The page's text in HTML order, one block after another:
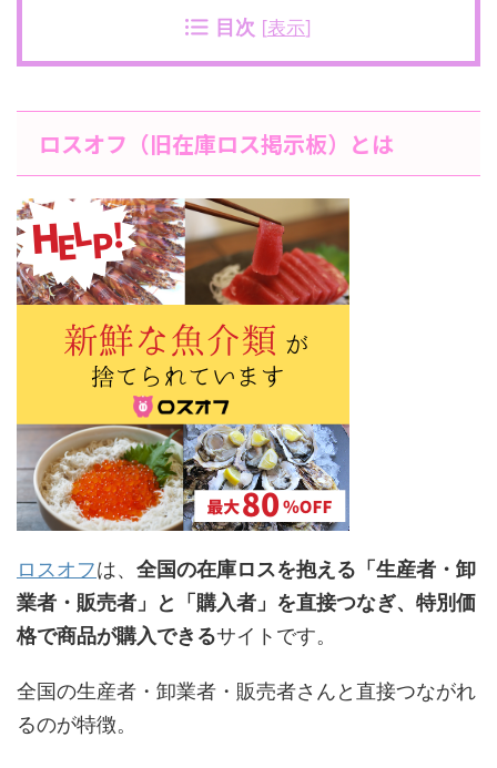
目次 [表示]
ロスオフ（旧在庫ロス掲示板）とは
ロスオフは、 全国の在庫ロスを抱える「生産者・卸
業者・販売者」と「購入者」を直接つなぎ、特別価
格で商品が購入できるサイトです。
全国の生産者・卸業者・販売者さんと直接つながれ
るのが特徴。